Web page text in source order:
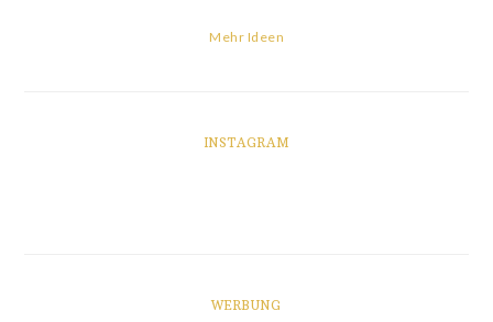
Mehr Ideen
INSTAGRAM
WERBUNG